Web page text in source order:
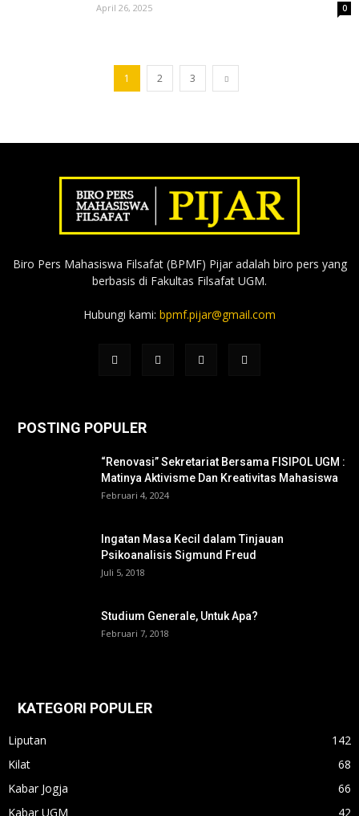
April 26, 2025 0
1 2 3
Biro Pers Mahasiswa Filsafat (BPMF) Pijar adalah biro pers yang
berbasis di Fakultas Filsafat UGM.
Hubungi kami: bpmf.pijar@gmail.com
POSTING POPULER
“Renovasi” Sekretariat Bersama FISIPOL UGM :
Matinya Aktivisme Dan Kreativitas Mahasiswa
Februari 4, 2024
Ingatan Masa Kecil dalam Tinjauan
Psikoanalisis Sigmund Freud
Juli 5, 2018
Studium Generale, Untuk Apa?
Februari 7, 2018
KATEGORI POPULER
Liputan
142
Kilat
68
Kabar Jogja
66
Kabar UGM
42